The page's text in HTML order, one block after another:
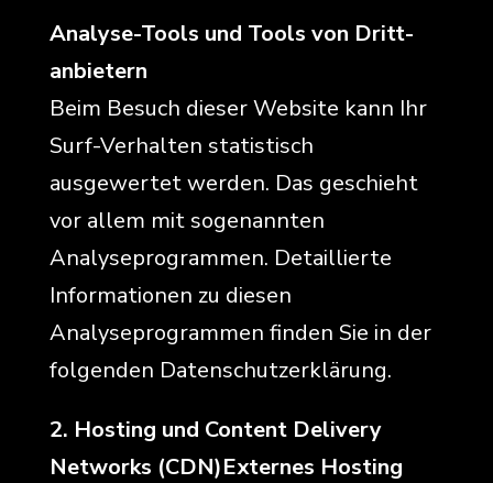
Analyse-Tools und Tools von Dritt­
anbietern
Beim Besuch dieser Website kann Ihr
Surf-Verhalten statistisch
ausgewertet werden. Das geschieht
vor allem mit sogenannten
Analyseprogrammen. Detaillierte
Informationen zu diesen
Analyseprogrammen finden Sie in der
folgenden Datenschutzerklärung.
2. Hosting und Content Delivery
Networks (CDN)Externes Hosting